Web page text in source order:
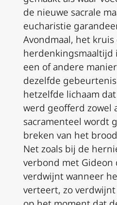
de nieuwe sacrale
eucharistie
Avondmaal, het
herdenkingsmaaltijd
een of andere
dezelfde
hetzelfde lichaam
werd geofferd zowel
sacramenteel wordt
breken van het
Net zoals bij de
verbond met Gideon
verdwijnt wanneer
verteert, zo